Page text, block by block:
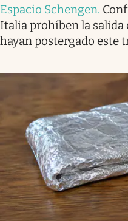
Espacio Schengen.
Italia prohíben la salida
hayan postergado este